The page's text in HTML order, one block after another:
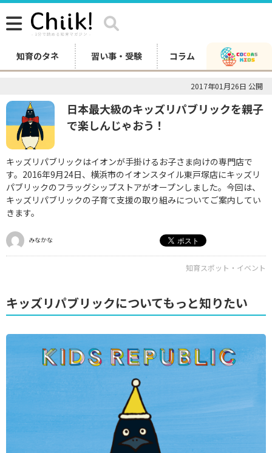
知育のタネ 習い事・受験 コラム
2017年01月26日 公開
日本最大級のキッズリパブリックを親子
で楽しんじゃおう！
キッズリパブリックはイオンが手掛けるお子さま向けの専門店で
す。2016年9月24日、横浜市のイオンスタイル東戸塚店にキッズリ
パブリックのフラッグシップストアがオープンしました。今回は、
キッズリパブリックの子育て支援の取り組みについてご案内してい
きます。
みなかな
知育スポット・イベント
キッズリパブリックについてもっと知りたい